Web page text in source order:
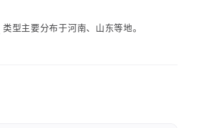
类型主要分布于河南、山东等地。